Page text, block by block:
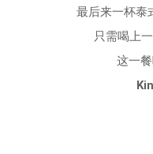
最后来一杯泰
只需喝上
这一